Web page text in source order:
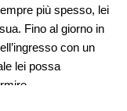
più spesso, lei
Fino al giorno in
con un
lei possa
delle relazioni